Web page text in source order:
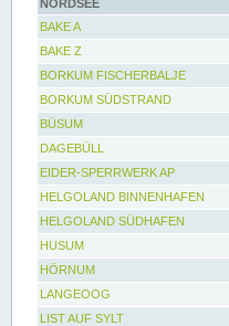
NORDSEE
BAKE A
BAKE Z
BORKUM FISCHERBALJE
BORKUM SÜDSTRAND
BÜSUM
DAGEBÜLL
EIDER-SPERRWERK AP
HELGOLAND BINNENHAFEN
HELGOLAND SÜDHAFEN
HUSUM
HÖRNUM
LANGEOOG
LIST AUF SYLT